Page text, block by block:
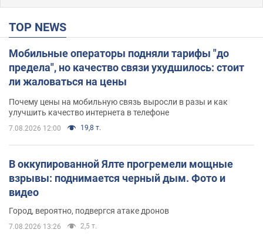
TOP NEWS
Мобильные операторы подняли тарифы "до
предела", но качество связи ухудшилось: стоит
ли жаловаться на цены
Почему цены на мобильную связь выросли в разы и как
улучшить качество интернета в телефоне
7.08.2026 12:00 19,8 т.
В оккупированной Ялте прогремели мощные
взрывы: поднимается черный дым. Фото и
видео
Город, вероятно, подвергся атаке дронов
7.08.2026 13:26 2,5 т.